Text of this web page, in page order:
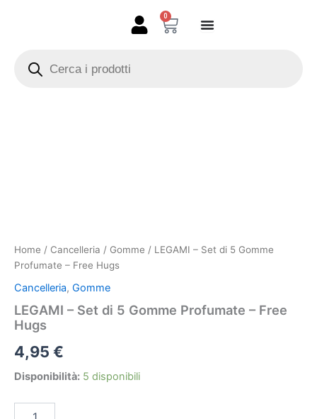
0
Carrello
search
Home / Cancelleria / Gomme / LEGAMI – Set di 5 Gomme
Profumate – Free Hugs
Cancelleria, Gomme
LEGAMI – Set di 5 Gomme Profumate – Free
Hugs
4,95 €
Disponibilità: 5 disponibili
quantità